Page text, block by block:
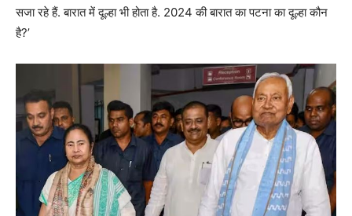
सजा रहे हैं. बारात में दूल्हा भी होता है. 2024 की बारात का पटना का दूल्हा कौन
है?’